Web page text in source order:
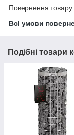
Повернення товару
Всі умови
Подібні товари